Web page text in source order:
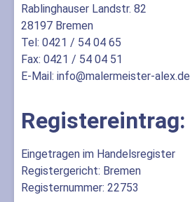
Rablinghauser Landstr. 82
28197 Bremen
Tel: 0421 / 54 04 65
Fax: 0421 / 54 04 51
E-Mail: info@malermeister-alex.de
Registereintrag:
Eingetragen im Handelsregister
Registergericht: Bremen
Registernummer: 22753